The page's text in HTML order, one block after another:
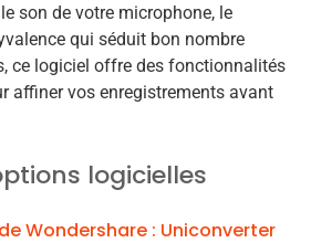
son de votre microphone, le
qui séduit bon nombre
ce logiciel offre des fonctionnalités
affiner vos enregistrements avant
logicielles
Wondershare : Uniconverter